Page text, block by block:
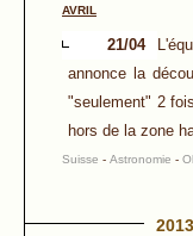
AVRIL
21/04
annonce la
"seulement" 2
hors de la zone
Suisse - Astronomie -
2013